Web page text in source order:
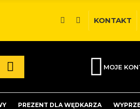
KONTAKT
MOJE
PREZENT DLA WĘDKARZA